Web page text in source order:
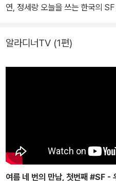
연, 정세랑 오늘을 쓰는 한국의 SF 작가 6
는 평론가 심완선이 김보영, 김초
섯 작가를 만났다. 새로운 세상을
가치관과 사고방식, 생활을 세밀
있는 책을 만들고자 했다. 특히 SF
위해서 노력했다. “1990년대부
알라디너TV (1편)
여름 네 번의 만남, 첫번째 #SF -